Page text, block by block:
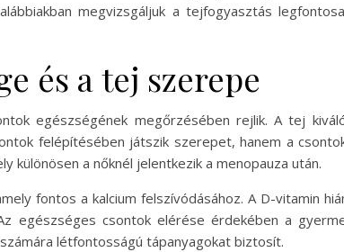
megvizsgáljuk a tejfogyasztás
és a tej szerepe
egészségének megőrzésében rejlik. A tej
felépítésében játszik szerepet, hanem a
különösen a nőknél jelentkezik a menopauza után.
fontos a kalcium felszívódásához. A D-vitamin
egészséges csontok elérése érdekében a
létfontosságú tápanyagokat biztosít.